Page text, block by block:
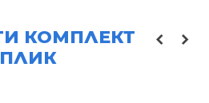
КОМПЛЕКТ